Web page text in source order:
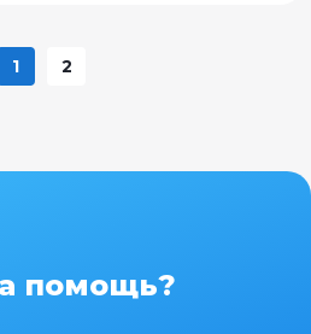
1 2
помощь?